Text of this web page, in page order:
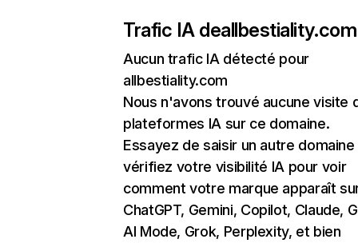
Trafic IA deallbestiality.com
Aucun trafic IA détecté pour
allbestiality.com
Nous n'avons trouvé aucune visite
plateformes IA sur ce domaine.
Essayez de saisir un autre domaine
vérifiez votre visibilité IA pour voir
comment votre marque apparaît
ChatGPT, Gemini, Copilot, Claude,
AI Mode, Grok, Perplexity, et bien